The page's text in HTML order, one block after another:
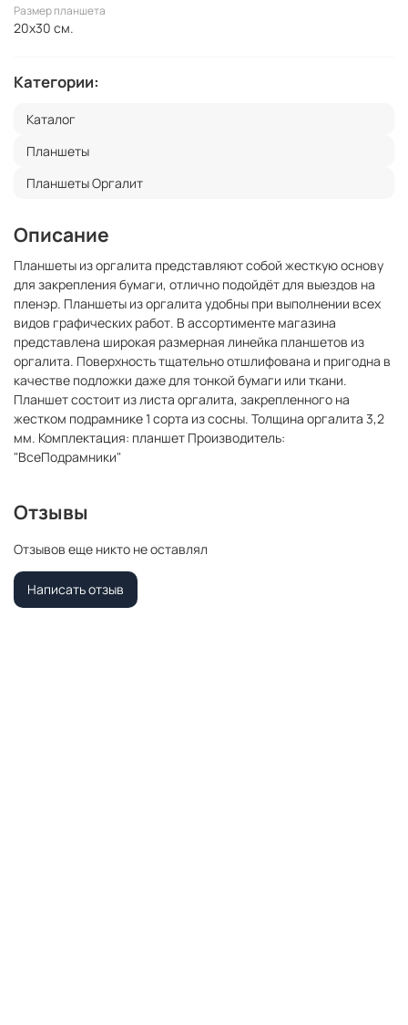
Размер планшета
20x30 см.
Категории:
Каталог
Планшеты
Планшеты Оргалит
Описание
Планшеты из оргалита представляют собой жесткую основу
для закрепления бумаги, отлично подойдёт для выездов на
пленэр. Планшеты из оргалита удобны при выполнении всех
видов графических работ. В ассортименте магазина
представлена широкая размерная линейка планшетов из
оргалита. Поверхность тщательно отшлифована и пригодна в
качестве подложки даже для тонкой бумаги или ткани.
Планшет состоит из листа оргалита, закрепленного на
жестком подрамнике 1 сорта из сосны. Толщина оргалита 3,2
мм. Комплектация: планшет Производитель:
"ВсеПодрамники"
Отзывы
Отзывов еще никто не оставлял
Написать отзыв